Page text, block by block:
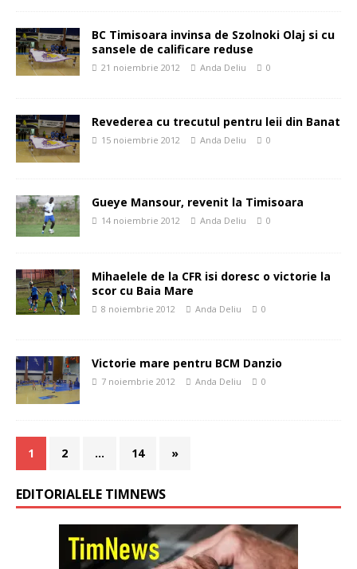
BC Timisoara invinsa de Szolnoki Olaj si cu
sansele de calificare reduse
21 noiembrie 2012 Anda Deliu 0
Revederea cu trecutul pentru leii din Banat
15 noiembrie 2012 Anda Deliu 0
Gueye Mansour, revenit la Timisoara
14 noiembrie 2012 Anda Deliu 0
Mihaelele de la CFR isi doresc o victorie la
scor cu Baia Mare
8 noiembrie 2012 Anda Deliu 0
Victorie mare pentru BCM Danzio
7 noiembrie 2012 Anda Deliu 0
1 2 … 14 »
EDITORIALELE TIMNEWS